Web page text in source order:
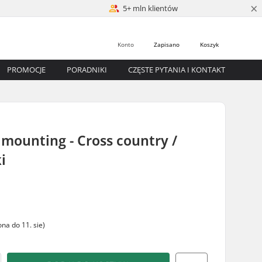
5+ mln klientów ×
Koszyk
Zapisano
Konto
PROMOCJE PORADNIKI CZĘSTE PYTANIA I KONTAKT
- Cross country /
do 11. sie)